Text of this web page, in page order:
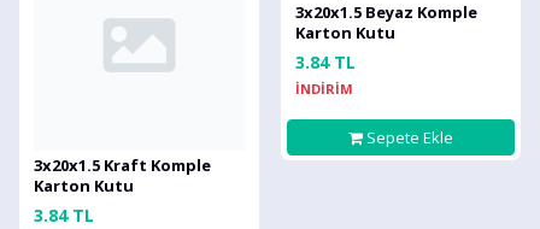
3x20x1.5 Kraft Komple
Karton Kutu
3.84 TL
3x20x1.5 Beyaz Komple
Karton Kutu
3.84 TL
İNDİRİM
Sepete Ekle